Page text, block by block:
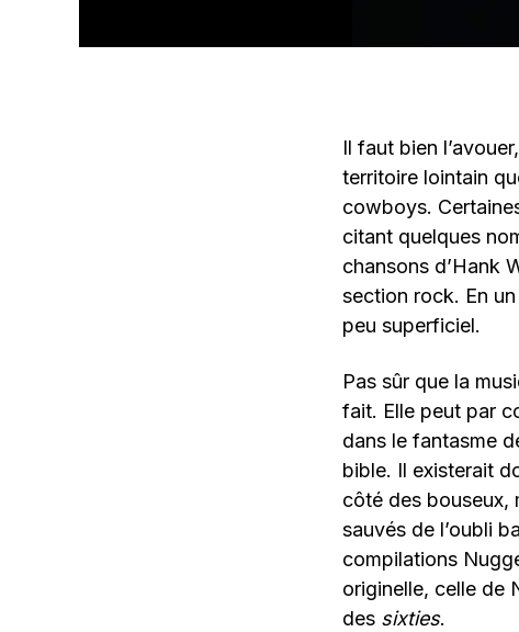
Il faut bien
territoire lointain
cowboys.
citant quelques
chansons d’Hank
section rock. En
peu superficiel.
Pas sûr que la
fait. Elle peut par
dans le fantasme
bible. Il existerait
côté des bouseux,
sauvés de l’oubli
compilations
originelle, celle de
des sixties.